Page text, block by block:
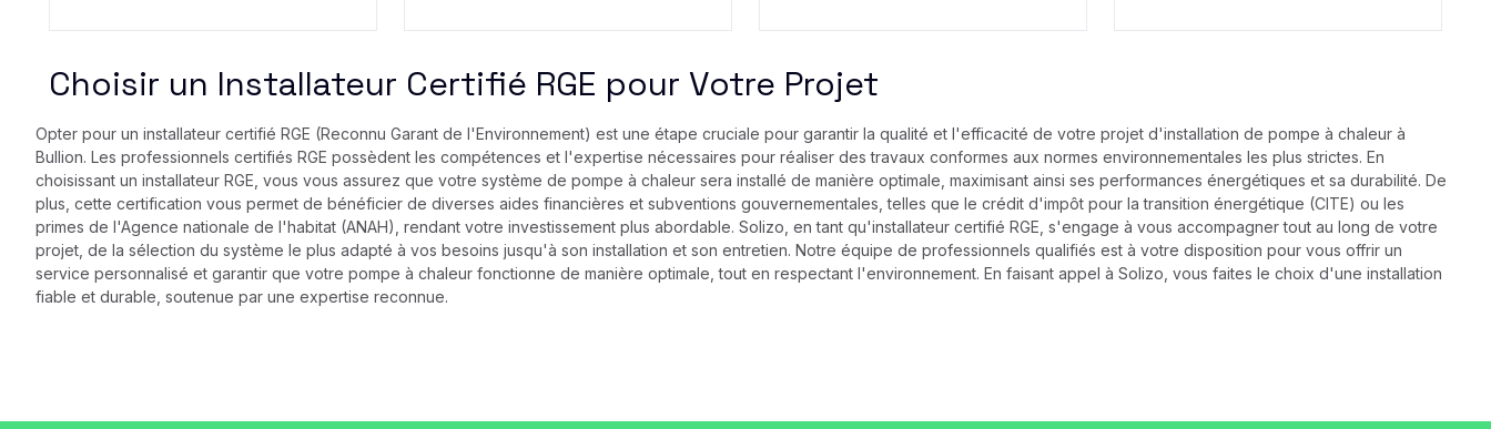
Choisir un Installateur Certifié RGE pour Votre Projet
Opter pour un installateur certifié RGE (Reconnu Garant de l'Environnement) est une étape cruciale pour garantir la qualité et l'efficacité de votre projet d'installation de pompe à chaleur à
Bullion. Les professionnels certifiés RGE possèdent les compétences et l'expertise nécessaires pour réaliser des travaux conformes aux normes environnementales les plus strictes. En
choisissant un installateur RGE, vous vous assurez que votre système de pompe à chaleur sera installé de manière optimale, maximisant ainsi ses performances énergétiques et sa durabilité. De
plus, cette certification vous permet de bénéficier de diverses aides financières et subventions gouvernementales, telles que le crédit d'impôt pour la transition énergétique (CITE) ou les
primes de l'Agence nationale de l'habitat (ANAH), rendant votre investissement plus abordable. Solizo, en tant qu'installateur certifié RGE, s'engage à vous accompagner tout au long de votre
projet, de la sélection du système le plus adapté à vos besoins jusqu'à son installation et son entretien. Notre équipe de professionnels qualifiés est à votre disposition pour vous offrir un
service personnalisé et garantir que votre pompe à chaleur fonctionne de manière optimale, tout en respectant l'environnement. En faisant appel à Solizo, vous faites le choix d'une installation
fiable et durable, soutenue par une expertise reconnue.